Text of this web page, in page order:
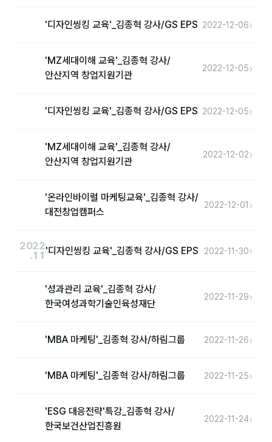
재무·계약
트렌드 리포트
칼럼
'디자인씽킹 교육'_김종혁 강사/GS EPS 2022-12-06›
'MZ세대이해 교육'_김종혁 강사/
안산지역 창업지원기관
2022-12-05›
'디자인씽킹 교육'_김종혁 강사/GS EPS 2022-12-05›
'MZ세대이해 교육'_김종혁 강사/
안산지역 창업지원기관
2022-12-02›
'온라인바이럴 마케팅교육'_김종혁 강사/
대전창업캠퍼스
2022-12-01 ›
2022
.11 '디자인씽킹 교육'_김종혁 강사/GS EPS 2022-11-30›
'성과관리 교육'_김종혁 강사/
한국여성과학기술인육성재단
2022-11-29›
'MBA 마케팅'_김종혁 강사/하림그룹 2022-11-26›
'MBA 마케팅'_김종혁 강사/하림그룹 2022-11-25›
'ESG 대응전략'특강_김종혁 강사/
한국보건산업진흥원
2022-11-24›